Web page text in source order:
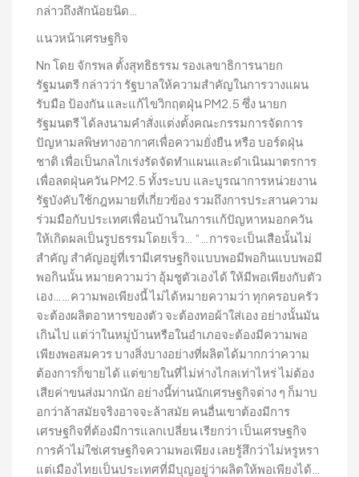
กล่าวถึงสักน้อยนิด…
แนวหน้าเศรษฐกิจ
Nn โดย จักรพล ตั้งสุทธิธรรม รองเลขาธิการนายก
รัฐมนตรี กล่าวว่า รัฐบาลให้ความสำคัญในการวางแผน
รับมือ ป้องกัน และแก้ไขวิกฤตฝุ่น PM2.5 ซึ่ง นายก
รัฐมนตรี ได้ลงนามคำสั่งแต่งตั้งคณะกรรมการจัดการ
ปัญหามลพิษทางอากาศเพื่อความยั่งยืน หรือ บอร์ดฝุ่น
ชาติ เพื่อเป็นกลไกเร่งรัดจัดทำแผนและดำเนินมาตรการ
เพื่อลดฝุ่นควัน PM2.5 ทั้งระบบ และบูรณาการหน่วยงาน
รัฐบังคับใช้กฎหมายที่เกี่ยวข้อง รวมถึงการประสานความ
ร่วมมือกับประเทศเพื่อนบ้านในการแก้ปัญหาหมอกควัน
ให้เกิดผลเป็นรูปธรรมโดยเร็ว… “…การจะเป็นเสือนั้นไม่
สำคัญ สำคัญอยู่ที่เรามีเศรษฐกิจแบบพอมีพอกินแบบพอมี
พอกินนั้น หมายความว่า อุ้มชูตัวเองได้ ให้มีพอเพียงกับตัว
เอง……ความพอเพียงนี้ ไม่ได้หมายความว่า ทุกครอบครัว
จะต้องผลิตอาหารของตัว จะต้องทอผ้าใส่เอง อย่างนั้นมัน
เกินไป แต่ว่าในหมู่บ้านหรือในอำเภอจะต้องมีความพอ
เพียงพอสมควร บางสิ่งบางอย่างที่ผลิตได้มากกว่าความ
ต้องการก็ขายได้ แต่ขายในที่ไม่ห่างไกลเท่าไหร่ ไม่ต้อง
เสียค่าขนส่งมากนัก อย่างนี้ท่านนักเศรษฐกิจต่าง ๆ ก็มาบ
อกว่าล้าสมัยจริงอาจจะล้าสมัย คนอื่นเขาต้องมีการ
เศรษฐกิจที่ต้องมีการแลกเปลี่ยน เรียกว่า เป็นเศรษฐกิจ
การค้าไม่ใช่เศรษฐกิจความพอเพียง เลยรู้สึกว่าไม่หรูหรา
แต่เมืองไทยเป็นประเทศที่มีบุญอยู่ว่าผลิตให้พอเพียงได้…